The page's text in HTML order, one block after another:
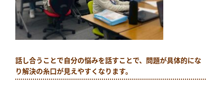
話し合うことで自分の悩みを話すことで、問題が具体的にな
り解決の糸口が見えやすくなります。